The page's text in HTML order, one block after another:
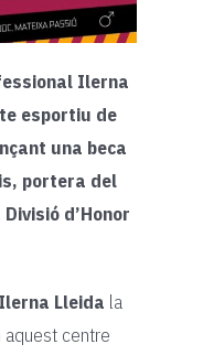
Ilerna
esportiu de
una beca
portera del
d’Honor
Ilerna Lleida la
aquest centre